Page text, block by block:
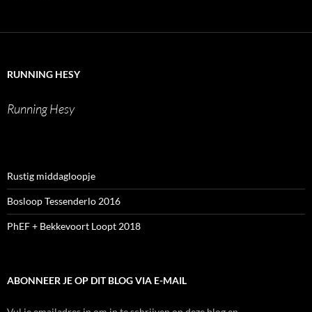
runninghesy
hesy_hesyWerner
LinkedIn
RUNNING HESY
Running Hesy
Rustig middagloopje
Bosloop Tessenderlo 2016
PhEF + Bekkevoort Loopt 2018
ABONNEER JE OP DIT BLOG VIA E-MAIL